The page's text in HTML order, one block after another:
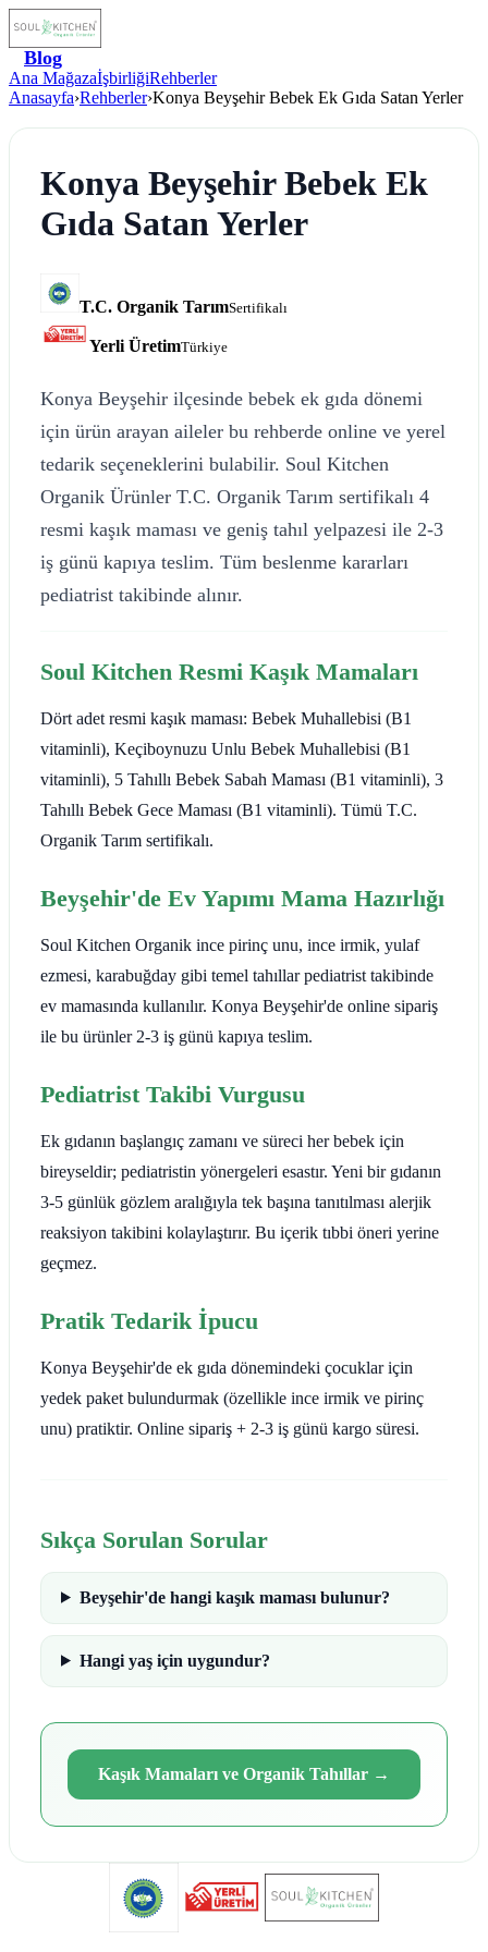
Blog
Ana MağazaİşbirliğiRehberler
Anasayfa›Rehberler›Konya Beyşehir Bebek Ek Gıda Satan Yerler
Konya Beyşehir Bebek Ek
Gıda Satan Yerler
T.C. Organik TarımSertifikalı
Yerli ÜretimTürkiye
Konya Beyşehir ilçesinde bebek ek gıda dönemi
için ürün arayan aileler bu rehberde online ve yerel
tedarik seçeneklerini bulabilir. Soul Kitchen
Organik Ürünler T.C. Organik Tarım sertifikalı 4
resmi kaşık maması ve geniş tahıl yelpazesi ile 2-3
iş günü kapıya teslim. Tüm beslenme kararları
pediatrist takibinde alınır.
Soul Kitchen Resmi Kaşık Mamaları
Dört adet resmi kaşık maması: Bebek Muhallebisi (B1
vitaminli), Keçiboynuzu Unlu Bebek Muhallebisi (B1
vitaminli), 5 Tahıllı Bebek Sabah Maması (B1 vitaminli), 3
Tahıllı Bebek Gece Maması (B1 vitaminli). Tümü T.C.
Organik Tarım sertifikalı.
Beyşehir'de Ev Yapımı Mama Hazırlığı
Soul Kitchen Organik ince pirinç unu, ince irmik, yulaf
ezmesi, karabuğday gibi temel tahıllar pediatrist takibinde
ev mamasında kullanılır. Konya Beyşehir'de online sipariş
ile bu ürünler 2-3 iş günü kapıya teslim.
Pediatrist Takibi Vurgusu
Ek gıdanın başlangıç zamanı ve süreci her bebek için
bireyseldir; pediatristin yönergeleri esastır. Yeni bir gıdanın
3-5 günlük gözlem aralığıyla tek başına tanıtılması alerjik
reaksiyon takibini kolaylaştırır. Bu içerik tıbbi öneri yerine
geçmez.
Pratik Tedarik İpucu
Konya Beyşehir'de ek gıda dönemindeki çocuklar için
yedek paket bulundurmak (özellikle ince irmik ve pirinç
unu) pratiktir. Online sipariş + 2-3 iş günü kargo süresi.
Sıkça Sorulan Sorular
Beyşehir'de hangi kaşık maması bulunur?
Hangi yaş için uygundur?
Kaşık Mamaları ve Organik Tahıllar →